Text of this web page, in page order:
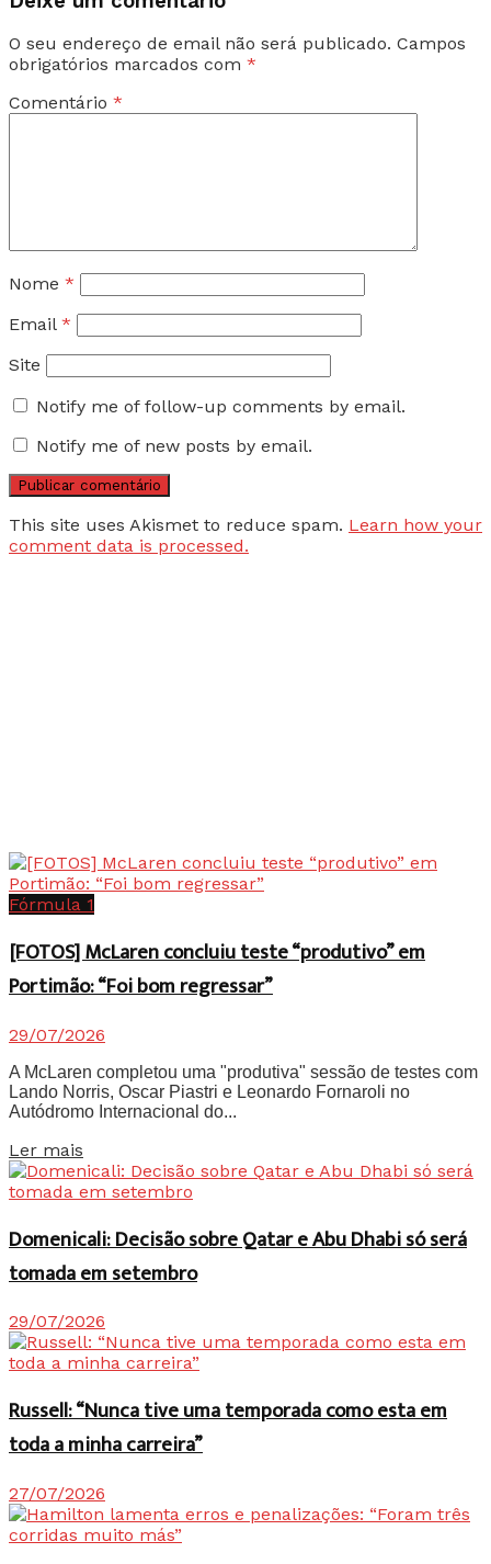
O seu endereço de email não será publicado. Campos
obrigatórios marcados com *
Comentário *
Nome *
Email *
Site
Notify me of follow-up comments by email.
Notify me of new posts by email.
This site uses Akismet to reduce spam. Learn how your
comment data is processed.
Fórmula 1
[FOTOS] McLaren concluiu teste “produtivo” em
Portimão: “Foi bom regressar”
29/07/2026
A McLaren completou uma "produtiva" sessão de testes com
Lando Norris, Oscar Piastri e Leonardo Fornaroli no
Autódromo Internacional do...
Ler mais
Domenicali: Decisão sobre Qatar e Abu Dhabi só será
tomada em setembro
29/07/2026
Russell: “Nunca tive uma temporada como esta em
toda a minha carreira”
27/07/2026